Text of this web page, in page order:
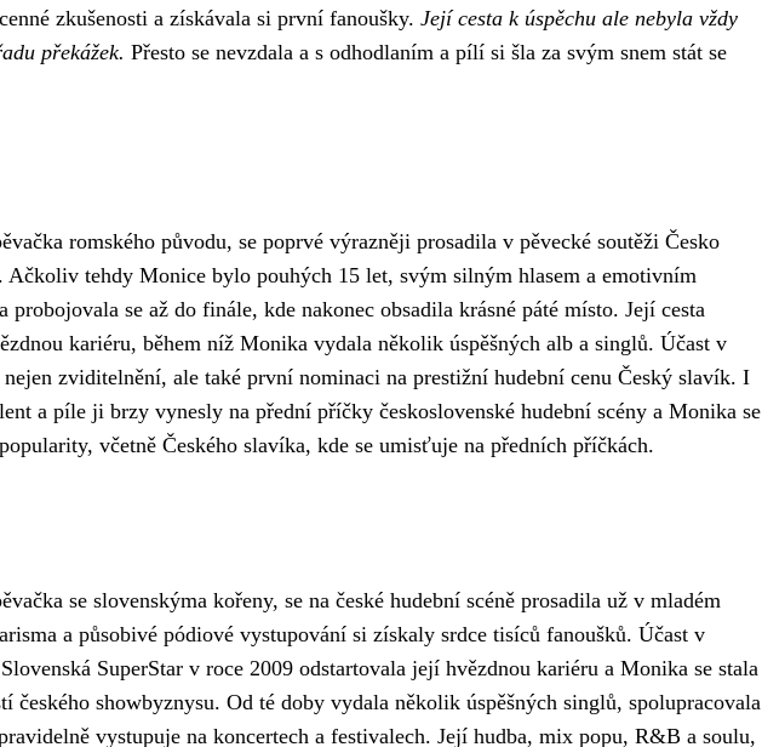
zkušenosti a získávala si první fanoušky. Její cesta k úspěchu ale nebyla vždy
překážek. Přesto se nevzdala a s odhodlaním a pílí si šla za svým snem stát se
romského původu, se poprvé výrazněji prosadila v pěvecké soutěži Česko
Ačkoliv tehdy Monice bylo pouhých 15 let, svým silným hlasem a emotivním
probojovala se až do finále, kde nakonec obsadila krásné páté místo. Její cesta
kariéru, během níž Monika vydala několik úspěšných alb a singlů. Účast v
nejen zviditelnění, ale také první nominaci na prestižní hudební cenu Český slavík. I
a píle ji brzy vynesly na přední příčky československé hudební scény a Monika se
včetně Českého slavíka, kde se umisťuje na předních příčkách.
se slovenskýma kořeny, se na české hudební scéně prosadila už v mladém
a působivé pódiové vystupování si získaly srdce tisíců fanoušků. Účast v
SuperStar v roce 2009 odstartovala její hvězdnou kariéru a Monika se stala
českého showbyznysu. Od té doby vydala několik úspěšných singlů, spolupracovala
vystupuje na koncertech a festivalech. Její hudba, mix popu, R&B a soulu,